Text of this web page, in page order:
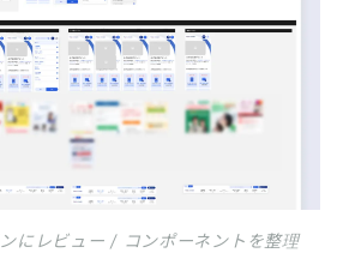
にレビュー / コンポーネントを整理